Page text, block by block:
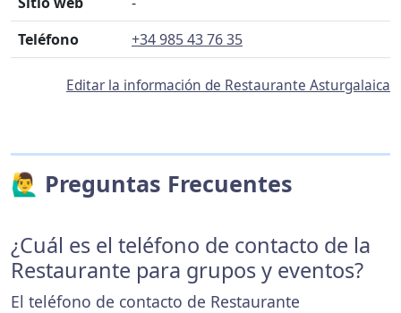
Teléfono
+34 985 43 76 35
Editar la información de Restaurante Asturgalaica
🙋‍♂️ Preguntas Frecuentes
¿Cuál es el teléfono de contacto de la
Restaurante para grupos y eventos?
El teléfono de contacto de Restaurante